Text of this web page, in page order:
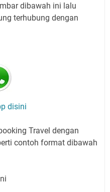
dibawah ini lalu
terhubung dengan
disini
Travel dengan
contoh format dibawah